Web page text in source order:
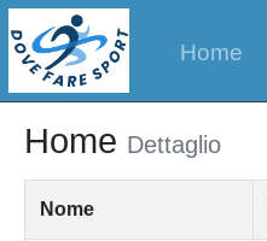
Home
Home Dettaglio
Nome